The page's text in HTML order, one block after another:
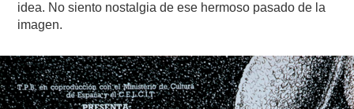
idea. No siento nostalgia de ese hermoso pasado de la
imagen.